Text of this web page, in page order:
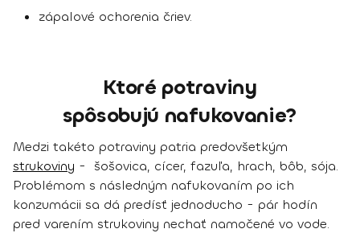
zápalové ochorenia čriev.
Ktoré potraviny
spôsobujú nafukovanie?
Medzi takéto potraviny patria predovšetkým
strukoviny - šošovica, cícer, fazuľa, hrach, bôb, sója.
Problémom s následným nafukovaním po ich
konzumácii sa dá predísť jednoducho - pár hodín
pred varením strukoviny nechať namočené vo vode.